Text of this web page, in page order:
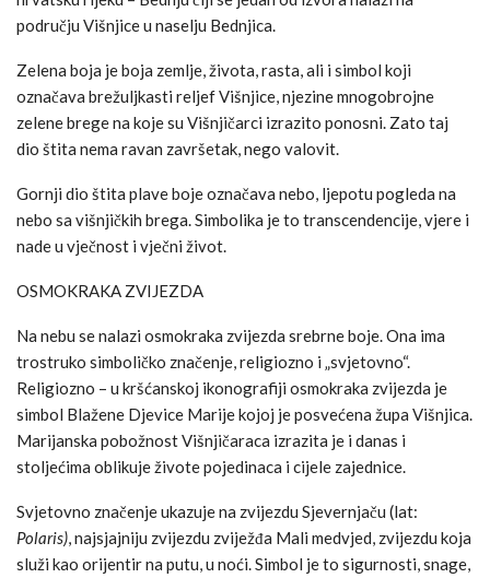
području Višnjice u naselju Bednjica.
Zelena boja je boja zemlje, života, rasta, ali i simbol koji
označava brežuljkasti reljef Višnjice, njezine mnogobrojne
zelene brege na koje su Višnjičarci izrazito ponosni. Zato taj
dio štita nema ravan završetak, nego valovit.
Gornji dio štita plave boje označava nebo, ljepotu pogleda na
nebo sa višnjičkih brega. Simbolika je to transcendencije, vjere i
nade u vječnost i vječni život.
OSMOKRAKA ZVIJEZDA
Na nebu se nalazi osmokraka zvijezda srebrne boje. Ona ima
trostruko simboličko značenje, religiozno i „svjetovno“.
Religiozno – u kršćanskoj ikonografiji osmokraka zvijezda je
simbol Blažene Djevice Marije kojoj je posvećena župa Višnjica.
Marijanska pobožnost Višnjičaraca izrazita je i danas i
stoljećima oblikuje živote pojedinaca i cijele zajednice.
Svjetovno značenje ukazuje na zvijezdu Sjevernjaču (lat:
Polaris), najsjajniju zvijezdu zviježđa Mali medvjed, zvijezdu koja
služi kao orijentir na putu, u noći. Simbol je to sigurnosti, snage,